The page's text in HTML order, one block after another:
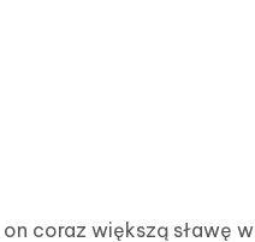
coraz większą sławę w